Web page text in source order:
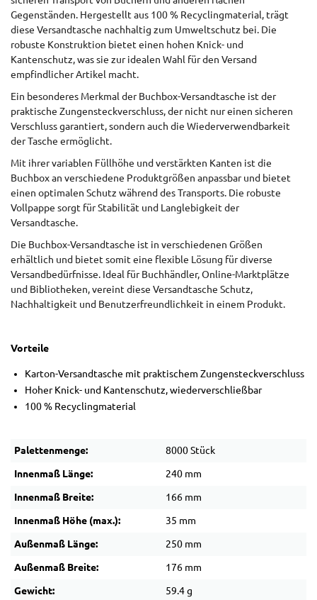
Gegenständen. Hergestellt aus 100 % Recyclingmaterial, trägt
diese Versandtasche nachhaltig zum Umweltschutz bei. Die
robuste Konstruktion bietet einen hohen Knick- und
Kantenschutz, was sie zur idealen Wahl für den Versand
empfindlicher Artikel macht.
Ein besonderes Merkmal der Buchbox-Versandtasche ist der
praktische Zungensteckverschluss, der nicht nur einen sicheren
Verschluss garantiert, sondern auch die Wiederverwendbarkeit
der Tasche ermöglicht.
Mit ihrer variablen Füllhöhe und verstärkten Kanten ist die
Buchbox an verschiedene Produktgrößen anpassbar und bietet
einen optimalen Schutz während des Transports. Die robuste
Vollpappe sorgt für Stabilität und Langlebigkeit der
Versandtasche.
Die Buchbox-Versandtasche ist in verschiedenen Größen
erhältlich und bietet somit eine flexible Lösung für diverse
Versandbedürfnisse. Ideal für Buchhändler, Online-Marktplätze
und Bibliotheken, vereint diese Versandtasche Schutz,
Nachhaltigkeit und Benutzerfreundlichkeit in einem Produkt.
Vorteile
Karton-Versandtasche mit praktischem Zungensteckverschluss
Hoher Knick- und Kantenschutz, wiederverschließbar
100 % Recyclingmaterial
Palettenmenge: 8000 Stück
Innenmaß Länge: 240 mm
Innenmaß Breite: 166 mm
Innenmaß Höhe (max.): 35 mm
Außenmaß Länge: 250 mm
Außenmaß Breite: 176 mm
Gewicht: 59.4 g